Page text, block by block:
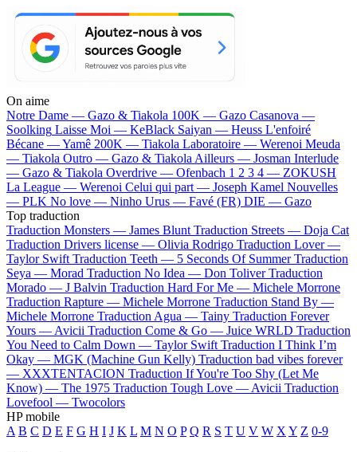
On aime
Notre Dame — Gazo & Tiakola 100K — Gazo Casanova —
Soolking Laisse Moi — KeBlack Saiyan — Heuss L'enfoiré
Bécane —Yamê 200K — Tiakola Laboratoire — Werenoi Meuda
— Tiakola Outro — Gazo & Tiakola Ailleurs — Josman Interlude
— Gazo & Tiakola Overdrive — Ofenbach 1 2 3 4 — ZOKUSH
La League — Werenoi Celui qui part — Joseph Kamel Nouvelles
— PLK No love — Ninho Urus — Favé (FR) DIE — Gazo
Top traduction
Traduction Monsters — James Blunt Traduction Streets — Doja Cat
Traduction Drivers license — Olivia Rodrigo Traduction Lover —
Taylor Swift Traduction Teeth — 5 Seconds Of Summer Traduction
Seya — Morad Traduction No Idea — Don Toliver Traduction
Morado — J Balvin Traduction Hard For Me — Michele Morrone
Traduction Rapture — Michele Morrone Traduction Stand By —
Michele Morrone Traduction Agua — Tainy Traduction Forever
Yours — Avicii Traduction Come & Go — Juice WRLD Traduction
You Need to Calm Down — Taylor Swift Traduction I Think I’m
Okay — MGK (Machine Gun Kelly) Traduction bad vibes forever
— XXXTENTACION Traduction If You're Too Shy (Let Me
Know) — The 1975 Traduction Tough Love — Avicii Traduction
Lovefool — Twocolors
HP mobile
A B C D E F G H I J K L M N O P Q R S T U V W X Y Z 0-9